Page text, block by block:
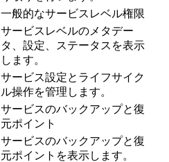
一般的なサービスレベル権限
サービスレベルのメタデー
タ、設定、ステータスを表示
します。
サービス設定とライフサイク
ル操作を管理します。
サービスのバックアップと復
元ポイント
サービスのバックアップと復
元ポイントを表示します。